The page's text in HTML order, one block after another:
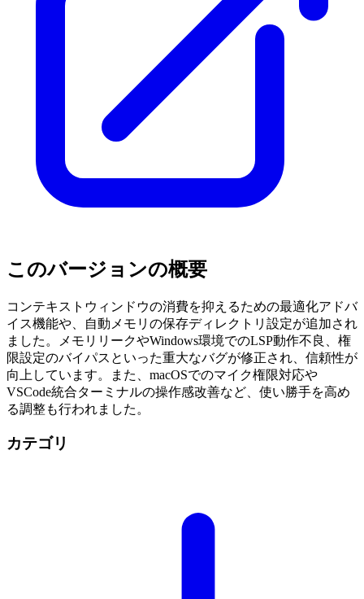
このバージョンの概要
コンテキストウィンドウの消費を抑えるための最適化アドバ
イス機能や、自動メモリの保存ディレクトリ設定が追加され
ました。メモリリークやWindows環境でのLSP動作不良、権
限設定のバイパスといった重大なバグが修正され、信頼性が
向上しています。また、macOSでのマイク権限対応や
VSCode統合ターミナルの操作感改善など、使い勝手を高め
る調整も行われました。
カテゴリ